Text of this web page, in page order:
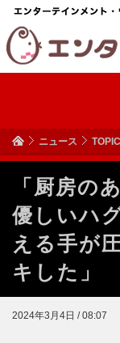
ニュース
「厨房の
優しいハ
える手が
キした」
2024年3月4日 / 08:07